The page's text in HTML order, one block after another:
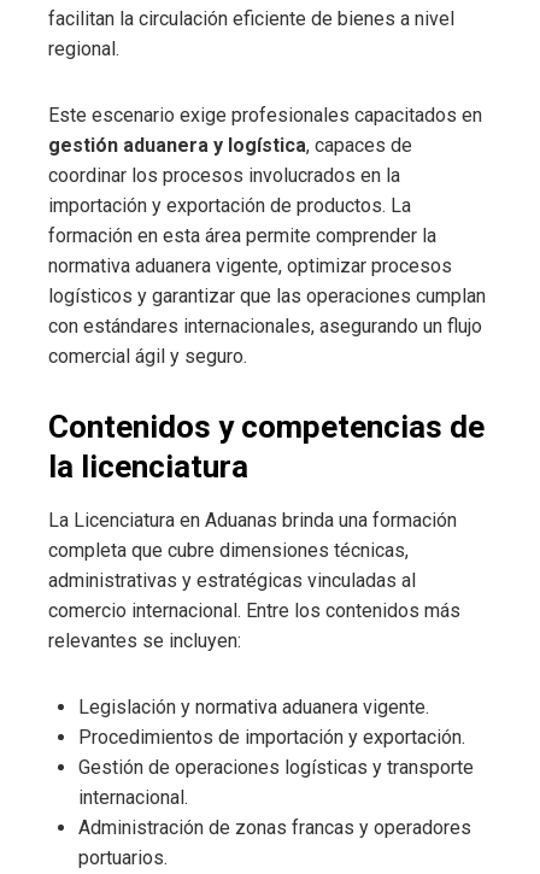
facilitan la circulación eficiente de bienes a nivel
regional.
Este escenario exige profesionales capacitados en
gestión aduanera y logística, capaces de
coordinar los procesos involucrados en la
importación y exportación de productos. La
formación en esta área permite comprender la
normativa aduanera vigente, optimizar procesos
logísticos y garantizar que las operaciones cumplan
con estándares internacionales, asegurando un flujo
comercial ágil y seguro.
Contenidos y competencias de
la licenciatura
La Licenciatura en Aduanas brinda una formación
completa que cubre dimensiones técnicas,
administrativas y estratégicas vinculadas al
comercio internacional. Entre los contenidos más
relevantes se incluyen:
Legislación y normativa aduanera vigente.
Procedimientos de importación y exportación.
Gestión de operaciones logísticas y transporte
internacional.
Administración de zonas francas y operadores
portuarios.